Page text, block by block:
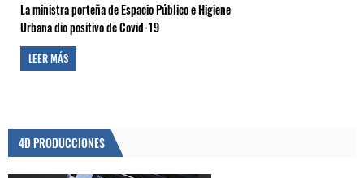
La ministra porteña de Espacio Público e Higiene
Urbana dio positivo de Covid-19
LEER MÁS
4D PRODUCCIONES